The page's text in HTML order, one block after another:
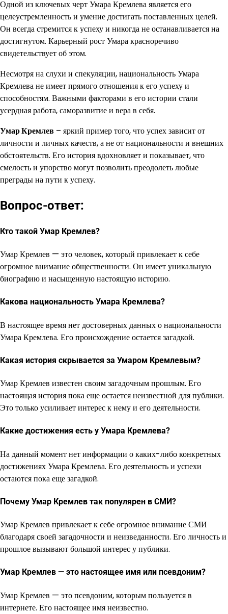
Одной из ключевых черт Умара Кремлева является его
целеустремленность и умение достигать поставленных целей.
Он всегда стремится к успеху и никогда не останавливается на
достигнутом. Карьерный рост Умара красноречиво
свидетельствует об этом.
Несмотря на слухи и спекуляции, национальность Умара
Кремлева не имеет прямого отношения к его успеху и
способностям. Важными факторами в его истории стали
усердная работа, саморазвитие и вера в себя.
Умар Кремлев – яркий пример того, что успех зависит от
личности и личных качеств, а не от национальности и внешних
обстоятельств. Его история вдохновляет и показывает, что
смелость и упорство могут позволить преодолеть любые
преграды на пути к успеху.
Вопрос-ответ:
Кто такой Умар Кремлев?
Умар Кремлев — это человек, который привлекает к себе
огромное внимание общественности. Он имеет уникальную
биографию и насыщенную настоящую историю.
Какова национальность Умара Кремлева?
В настоящее время нет достоверных данных о национальности
Умара Кремлева. Его происхождение остается загадкой.
Какая история скрывается за Умаром Кремлевым?
Умар Кремлев известен своим загадочным прошлым. Его
настоящая история пока еще остается неизвестной для публики.
Это только усиливает интерес к нему и его деятельности.
Какие достижения есть у Умара Кремлева?
На данный момент нет информации о каких-либо конкретных
достижениях Умара Кремлева. Его деятельность и успехи
остаются пока еще загадкой.
Почему Умар Кремлев так популярен в СМИ?
Умар Кремлев привлекает к себе огромное внимание СМИ
благодаря своей загадочности и неизведанности. Его личность и
прошлое вызывают большой интерес у публики.
Умар Кремлев — это настоящее имя или псевдоним?
Умар Кремлев — это псевдоним, которым пользуется в
интернете. Его настоящее имя неизвестно.